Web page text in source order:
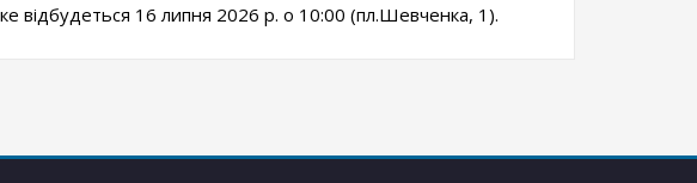
відбудеться 16 липня 2026 р. о 10:00 (пл.Шевченка, 1).